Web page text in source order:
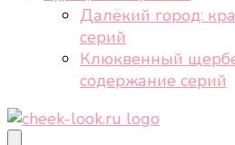
Далёкий город:
серий
Клюквенный
содержание серий